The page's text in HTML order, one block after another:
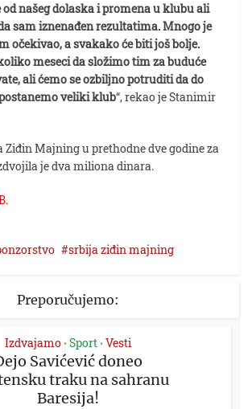
našeg dolaska i promena u klubu ali
sam iznenađen rezultatima. Mnogo je
očekivao, a svakako će biti još bolje.
meseci da složimo tim za buduće
ali ćemo se ozbiljno potruditi da do
veliki klub“, rekao je Stanimir
Ziđin Majning u prethodne dve godine za
je dva miliona dinara.
srbija ziđin majning
Preporučujemo:
Izdvajamo • Sport • Vesti
Savićević doneo
traku na sahranu
Baresija!